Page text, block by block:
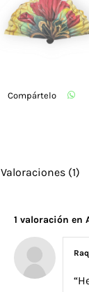
Compártelo
Valoraciones (1)
1 valoración en